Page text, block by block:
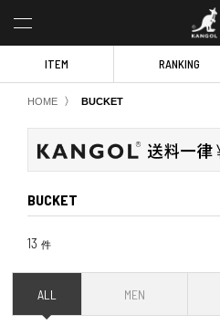
ITEM RANKING
HOME 〉 BUCKET
BUCKET
13 件
ALL MEN